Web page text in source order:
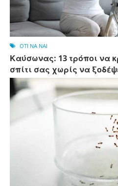
OTI NA NAI
Καύσωνας: 13 τρόποι να
σπίτι σας χωρίς να